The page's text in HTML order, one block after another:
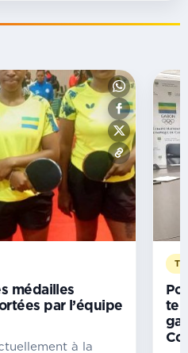
médailles
par l’équipe
à la